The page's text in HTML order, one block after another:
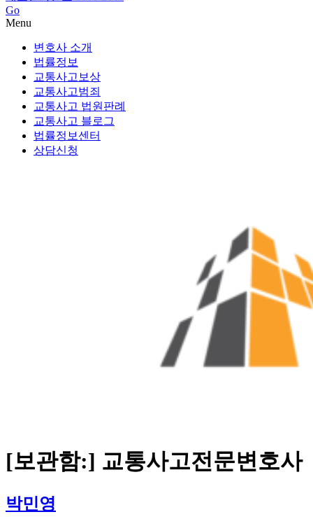
Go
Menu
변호사 소개
법률정보
교통사고보상
교통사고범죄
교통사고 법원판례
교통사고 블로그
법률정보센터
상담신청
[보관함:] 교통사고전문변호사
박민영